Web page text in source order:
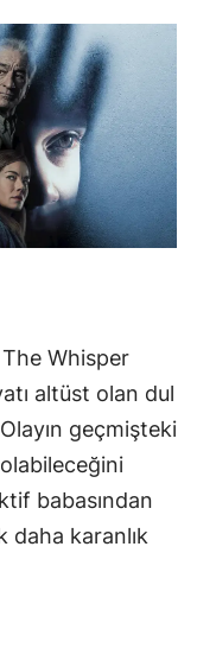
Whisper
altüst olan dul
geçmişteki
babasından
daha karanlık